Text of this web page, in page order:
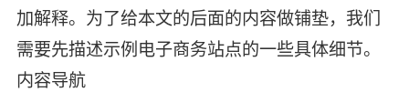
加解释。为了给本文的后面的内容做铺垫，我们
需要先描述示例电子商务站点的一些具体细节。
内容导航